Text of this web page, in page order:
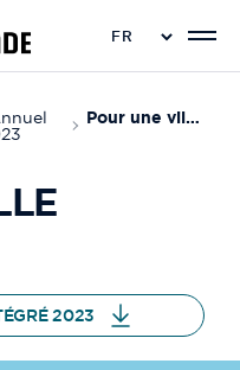
Pour une ville durable
2023